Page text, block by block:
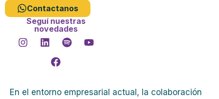
Contactanos
Seguí nuestras
novedades
En el entorno empresarial actual, la colaboración